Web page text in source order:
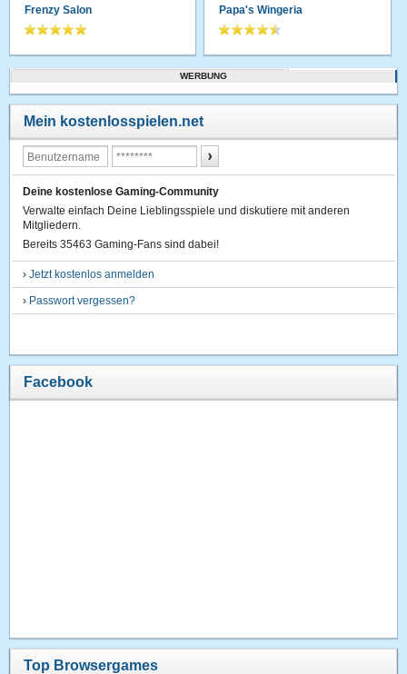
Frenzy Salon Papa's Wingeria
WERBUNG
Mein kostenlosspielen.net
Deine kostenlose Gaming-Community
Verwalte einfach Deine Lieblingsspiele und diskutiere mit anderen
Mitgliedern.
Bereits 35463 Gaming-Fans sind dabei!
›Jetzt kostenlos anmelden
› Passwort vergessen?
Facebook
Top Browsergames